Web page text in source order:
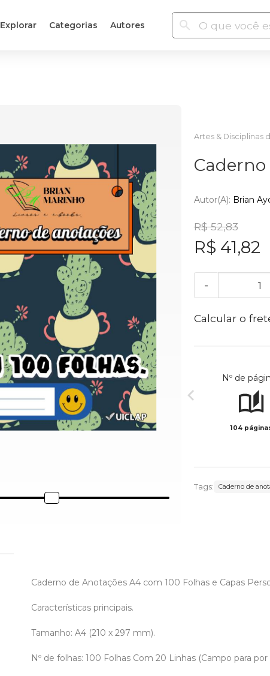
Explorar Categorias Autores
Artes & Disciplinas
Caderno
Autor(a): Brian
R$ 52,83
R$ 41,82
-
Calcular o
Nº de
104
Tags: Caderno de
Caderno de Anotações A4 com 100 Folhas e Capas
Características principais.
Tamanho: A4 (210 x 297 mm).
Nº de folhas: 100 Folhas Com 20 Linhas (Campo para